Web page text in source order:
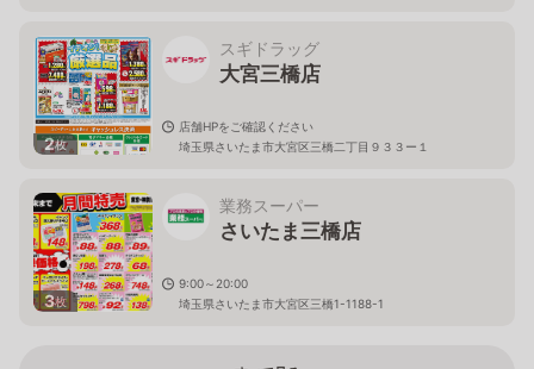
2枚
スギドラッグ
大宮三橋店
店舗HPをご確認ください
埼玉県さいたま市大宮区三橋二丁目９３３ー１
3枚
業務スーパー
さいたま三橋店
9:00～20:00
埼玉県さいたま市大宮区三橋1-1188-1